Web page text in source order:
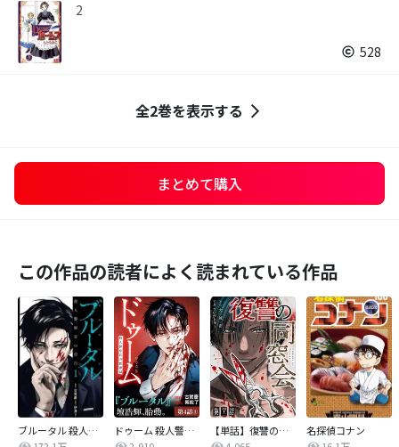
2
528
全2巻を表示する
まとめて購入
この作品の読者によく読まれている作品
ブルータル 殺人警察官の告白
ドゥーム 殺人警察官の断罪録 分冊版
【単話】復讐の同窓会
名探偵コナン